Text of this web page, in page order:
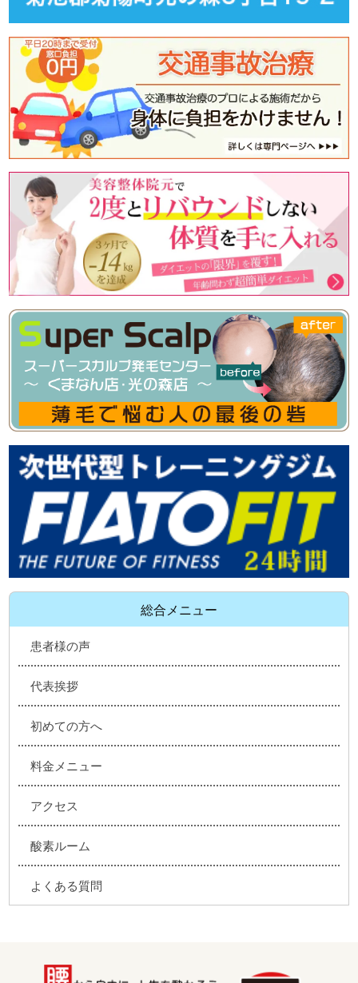
総合メニュー
患者様の声
代表挨拶
初めての方へ
料金メニュー
アクセス
酸素ルーム
よくある質問